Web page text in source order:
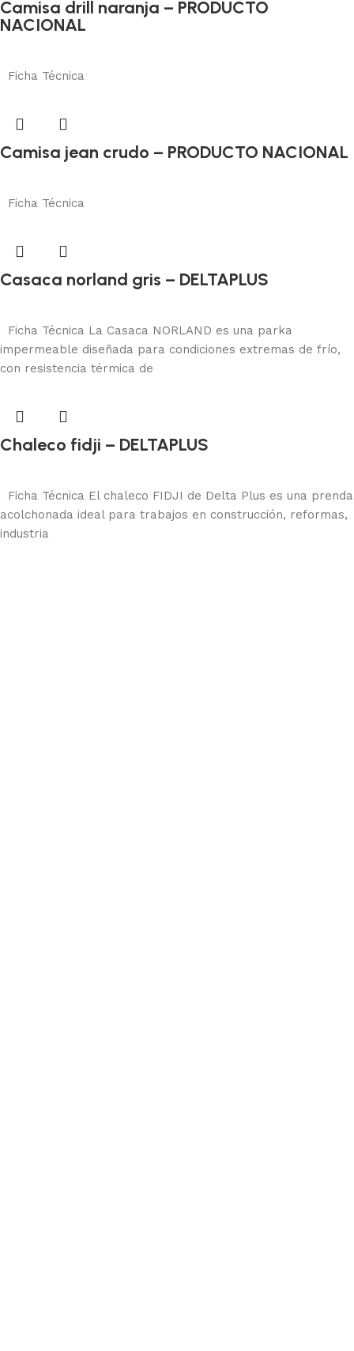
Camisa drill naranja – PRODUCTO
NACIONAL
Ficha Técnica
Camisa jean crudo – PRODUCTO NACIONAL
Protección corporal
Ficha Técnica
Casaca norland gris – DELTAPLUS
Ficha Técnica La Casaca NORLAND es una parka
impermeable diseñada para condiciones extremas de frío,
con resistencia térmica de
Chaleco fidji – DELTAPLUS
Protección corporal
Ficha Técnica El chaleco FIDJI de Delta Plus es una prenda
acolchonada ideal para trabajos en construcción, reformas,
industria